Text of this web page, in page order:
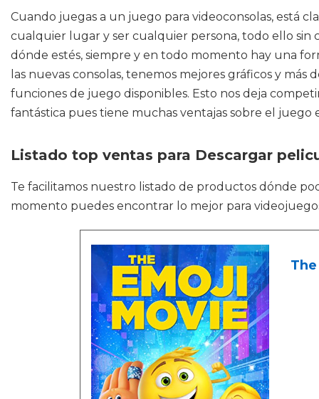
Cuando juegas a un juego para videoconsolas, está
cualquier lugar y ser cualquier persona, todo ello sin
dónde estés, siempre y en todo momento hay una
las nuevas consolas, tenemos mejores gráficos y
funciones de juego disponibles. Esto nos deja
fantástica pues tiene muchas ventajas sobre el juego
Listado top ventas para Descargar
Te facilitamos nuestro listado de productos dónde
momento puedes encontrar lo mejor para